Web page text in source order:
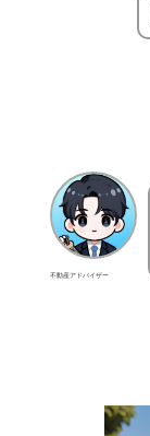
不動産アドバイザー